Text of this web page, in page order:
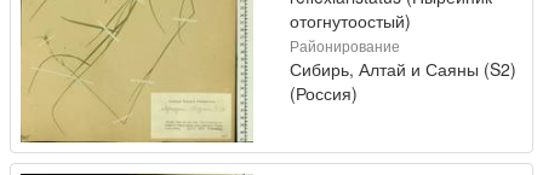
отогнутоостый)
Районирование
Сибирь, Алтай и Саяны (S2)
(Россия)